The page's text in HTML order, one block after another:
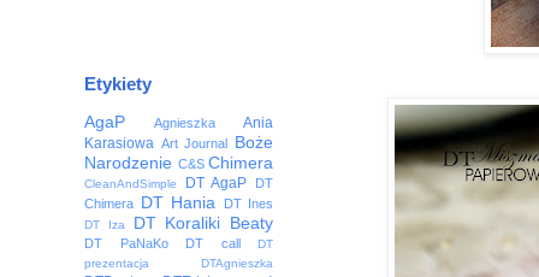
Etykiety
AgaP Agnieszka
Ania
Karasiowa Art Journal
Boże
Narodzenie C&S Chimera
CleanAndSimple DT AgaP
DT
Chimera DT Hania DT Ines
DT Iza DT Koraliki Beaty
DT PaNaKo DT call
DT
prezentacja
DTAgnieszka